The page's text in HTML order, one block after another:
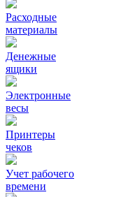
Расходные
материалы
Денежные
ящики
Электронные
весы
Принтеры
чеков
Учет рабочего
времени